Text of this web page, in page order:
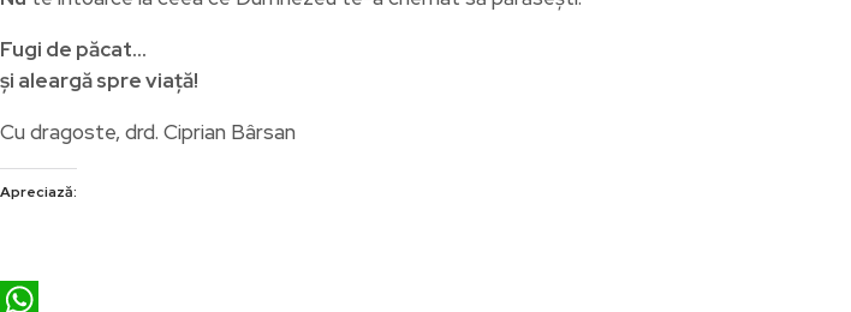
Fugi de păcat…
și aleargă spre viață!
Cu dragoste, drd. Ciprian Bârsan
Apreciază: